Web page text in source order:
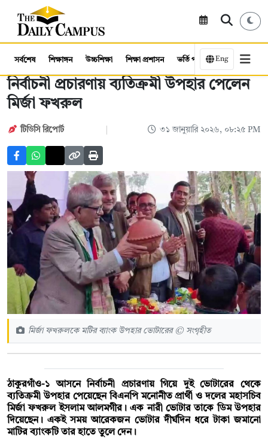
সর্বশেষ শিক্ষাঙ্গন উচ্চশিক্ষা শিক্ষা প্রশাসন ভর্তি পরীক্ষা কর্মসংস্থান
Eng
নির্বাচনী প্রচারণায় ব্যতিক্রমী উপহার পেলেন
মির্জা ফখরুল
টিডিসি রিপোর্ট ৩১ জানুয়ারি ২০২৬, ০৮:২৫ PM
মির্জা ফখরুলকে মটির ব্যাংক উপহার ভোটারের © সংগৃহীত
ঠাকুরগাঁও-১ আসনে নির্বাচনী প্রচারণায় গিয়ে দুই ভোটারের থেকে
ব্যতিক্রমী উপহার পেয়েছেন বিএনপি মনোনীত প্রার্থী ও দলের মহাসচিব
মির্জা ফখরুল ইসলাম আলমগীর।এক নারী ভোটার তাকে ডিম উপহার
দিয়েছেন। একই সময় আরেকজন ভোটার দীর্ঘদিন ধরে টাকা জমানো
মাটির ব্যাংকটি তার হাতে তুলে দেন।